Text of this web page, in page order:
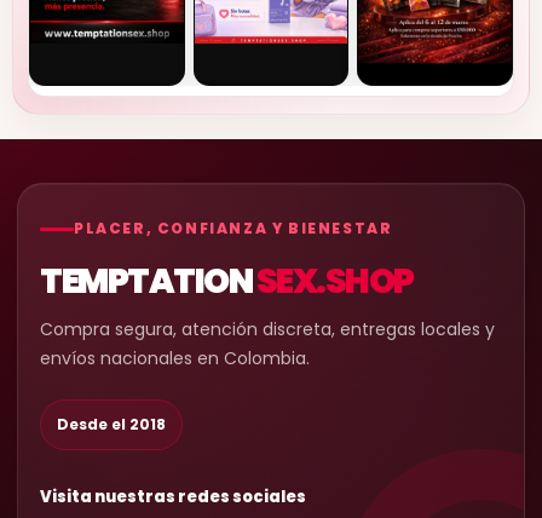
PLACER, CONFIANZA Y BIENESTAR
TEMPTATIONSEX.SHOP
Compra segura, atención discreta, entregas locales y
envíos nacionales en Colombia.
Desde el 2018
Visita nuestras redes sociales